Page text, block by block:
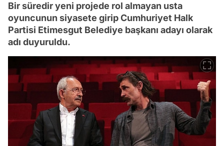
Bir süredir yeni projede rol almayan usta
oyuncunun siyasete girip Cumhuriyet Halk
Partisi Etimesgut Belediye başkanı adayı olarak
adı duyuruldu.